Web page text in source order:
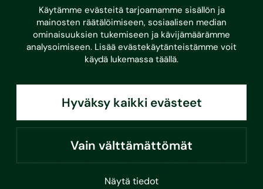
Käytämme evästeitä tarjoamamme sisällön ja
mainosten räätälöimiseen, sosiaalisen median
ominaisuuksien tukemiseen ja kävijämäärämme
analysoimiseen. Lisää evästekäytänteistämme voit
käydä lukemassa täällä.
Hyväksy kaikki evästeet
Vain välttämättömät
Näytä tiedot
Kunnossapitotarveselvitys ja usein
kysytyt kysymykset
Mikä on kunnossapitotarveselvitys?
rakennusten ja kiinteistöjen kunnossapito- ja
korjaustoimenpiteistä,…